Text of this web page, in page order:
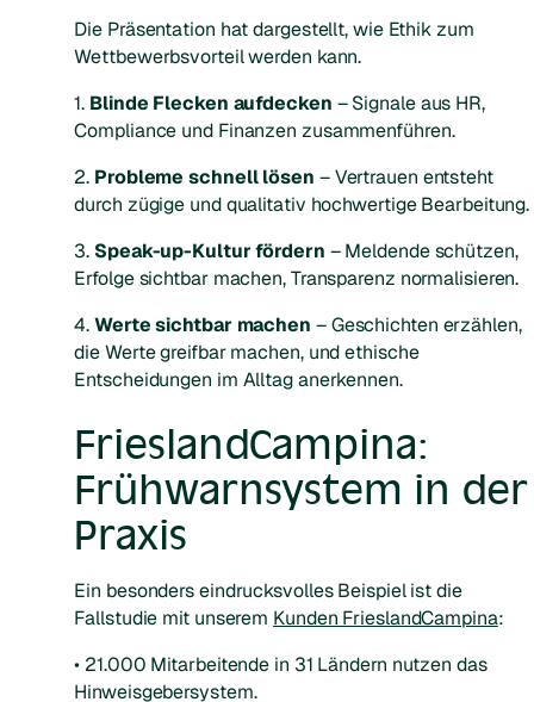
Die Präsentation hat dargestellt, wie Ethik zum
Wettbewerbsvorteil werden kann.
1. Blinde Flecken aufdecken – Signale aus HR,
Compliance und Finanzen zusammenführen.
2. Probleme schnell lösen – Vertrauen entsteht
durch zügige und qualitativ hochwertige Bearbeitung.
3. Speak-up-Kultur fördern – Meldende schützen,
Erfolge sichtbar machen, Transparenz normalisieren.
4.Werte sichtbar machen – Geschichten erzählen,
die Werte greifbar machen, und ethische
Entscheidungen im Alltag anerkennen.
FrieslandCampina:
Frühwarnsystem in der
Praxis
Ein besonders eindrucksvolles Beispiel ist die
Fallstudie mit unserem Kunden FrieslandCampina:
• 21.000 Mitarbeitende in 31 Ländern nutzen das
Hinweisgebersystem.